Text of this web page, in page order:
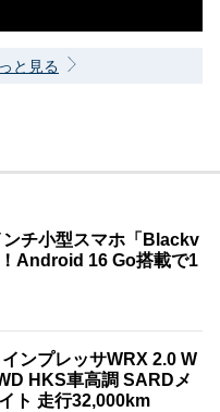
と見る
ンチ小型スマホ「Blackv
Android 16 Go搭載で1
ンプレッサWRX 2.0 W
HKS車高調 SARDメ
ト 走行32,000km